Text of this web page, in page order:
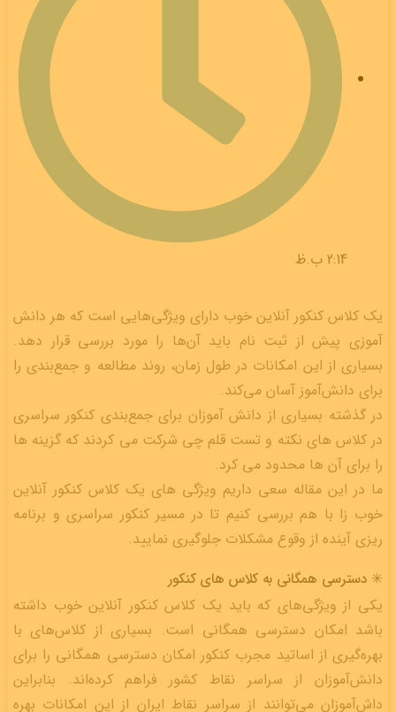
2:14 ب.ظ
یک کلاس کنکور آنلاین خوب دارای ویژگی‌هایی است که هر دانش
آموزی پیش از ثبت نام باید آن‌ها را مورد بررسی قرار دهد.
بسیاری از این امکانات در طول زمان، روند مطالعه و جمع‌بندی را
برای دانش‌آموز آسان می‌کند.
در گذشته بسیاری از دانش آموزان برای جمع‌بندی کنکور سراسری
در کلاس های نکته و تست قلم چی شرکت می کردند که گزینه ها
را برای آن ها محدود می کرد.
ما در این مقاله سعی داریم ویژگی های یک کلاس کنکور آنلاین
خوب زا با هم بررسی کنیم تا در مسیر کنکور سراسری و برنامه
ریزی آینده از وقوع مشکلات جلوگیری نمایید.
✳️ دسترسی همگانی به کلاس های کنکور
یکی از ویژگی‌های که باید یک کلاس کنکور آنلاین خوب داشته
باشد امکان دسترسی همگانی است. بسیاری از کلاس‌های با
بهره‌گیری از اساتید مجرب کنکور امکان دسترسی همگانی را برای
دانش‌آموزان از سراسر نقاط کشور فراهم کرده‌اند. بنابراین
داش‌آموزان می‌توانند از سراسر نقاط ایران از این امکانات بهره